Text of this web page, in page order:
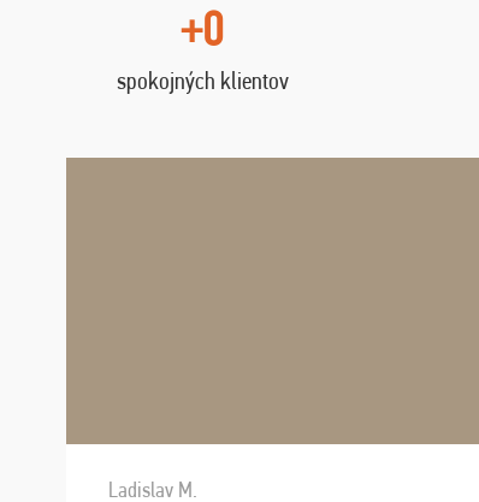
+0
spokojných klientov
Ladislav M.